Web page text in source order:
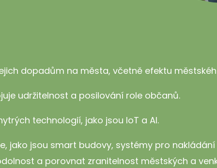
dopadům na města, včetně efektu
udržitelnost a posilování role občanů.
technologií, jako jsou IoT a AI.
jako jsou smart budovy, systémy pro
a porovnat zranitelnost městských a